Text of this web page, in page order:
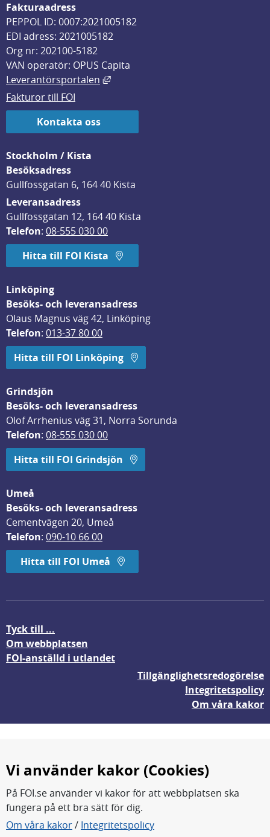
Fakturaadress
PEPPOL ID: 0007:2021005182
EDI adress: 2021005182
Org nr: 202100-5182
VAN operatör: OPUS Capita
Leverantörsportalen
Länk till annan webbplats, öppnas
Fakturor till FOI
Kontakta oss
Stockholm / Kista
Besöksadress
Gullfossgatan 6, 164 40 Kista
Leveransadress
Gullfossgatan 12, 164 40 Kista
Telefon: 08-555 030 00
Hitta till FOI Kista
Linköping
Besöks- och leveransadress
Olaus Magnus väg 42, Linköping
Telefon: 013-37 80 00
Hitta till FOI Linköping
Grindsjön
Besöks- och leveransadress
Olof Arrhenius väg 31, Norra Sorunda
Telefon: 08-555 030 00
Hitta till FOI Grindsjön
Umeå
Besöks- och leveransadress
Cementvägen 20, Umeå
Telefon: 090-10 66 00
Hitta till FOI Umeå
Tyck till ...
Om webbplatsen
FOI-anställd i utlandet
Tillgänglighetsredogörelse
Integritetspolicy
Om våra kakor
FOI forskar för en säkrare värld.
FOI:s kärnverksamhet är forskning, metod- och
Vi använder kakor (Cookies)
På FOI.se använder vi kakor för att webbplatsen ska
fungera på ett bra sätt för dig.
Om våra kakor/ Integritetspolicy